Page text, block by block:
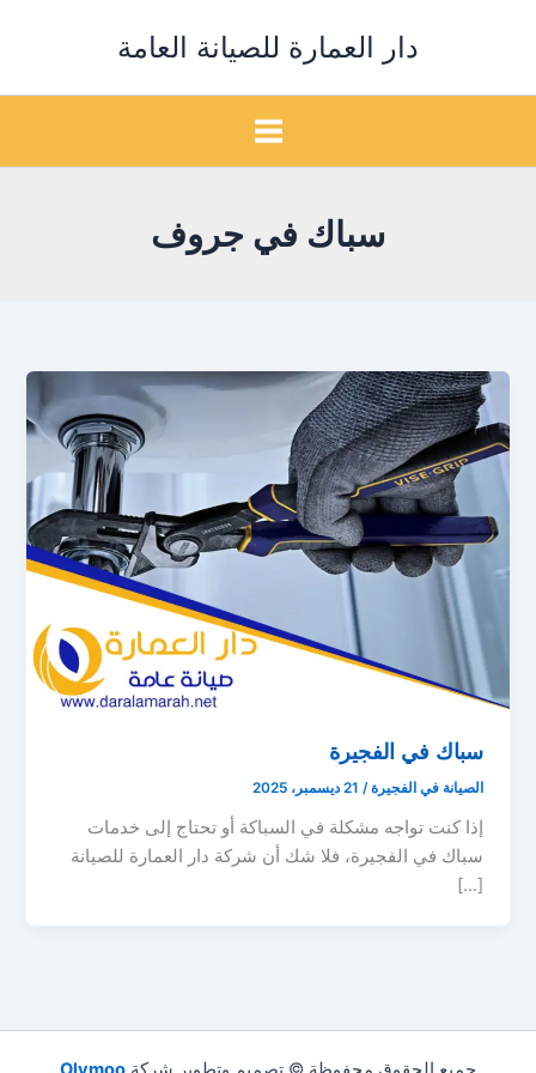
دار العمارة للصيانة العامة
سباك في جروف
سباك في الفجيرة
الصيانة في الفجيرة/ 21 ديسمبر، 2025
إذا كنت تواجه مشكلة في السباكة أو تحتاج إلى خدمات
سباك في الفجيرة، فلا شك أن شركة دار العمارة للصيانة
[…]